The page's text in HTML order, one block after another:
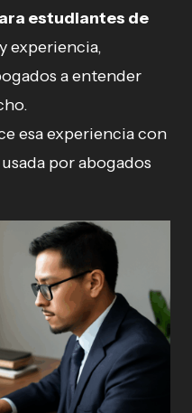
estudiantes de
experiencia,
a entender
esa experiencia con
por abogados